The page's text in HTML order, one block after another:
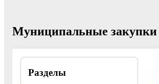
Муниципальные закупки
Разделы